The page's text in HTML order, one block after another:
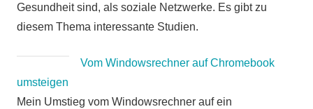
Gesundheit sind, als soziale Netzwerke. Es gibt zu
diesem Thema interessante Studien.
Vom Windowsrechner auf Chromebook
umsteigen
Mein Umstieg vom Windowsrechner auf ein